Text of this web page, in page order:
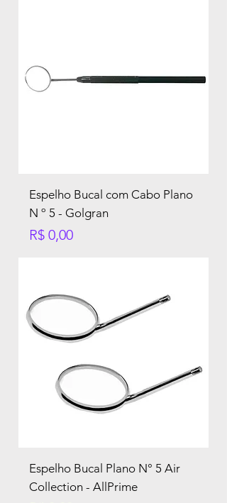
Espelho Bucal com Cabo Plano
N º 5 - Golgran
Preço
R$ 0,00
Espelho Bucal Plano N° 5 Air
Collection - AllPrime